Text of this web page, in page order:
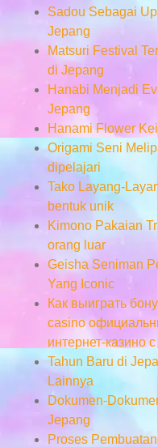
Sadou Sebagai
Jepang
Matsuri Festival
di Jepang
Hanabi Menjadi
Jepang
Hanami Flower
Origami Seni
dipelajari
Tako Layang-
bentuk unik
Kimono Pakaian
orang luar
Geisha Seniman
Yang Iconic
Как выиграть
casino
интернет-казино
Tahun Baru di
Lainnya
Dokumen-
Jepang
Proses